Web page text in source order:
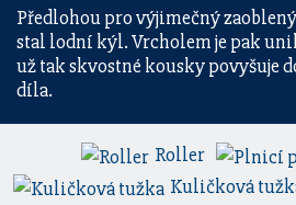
Předlohou pro výjimečný
stal lodní kýl. Vrcholem je pak
už tak skvostné kousky povyšuje
díla.
Roller
Kuličková